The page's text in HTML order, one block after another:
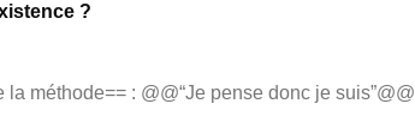
?
méthode== : @@“Je pense donc je suis”@@